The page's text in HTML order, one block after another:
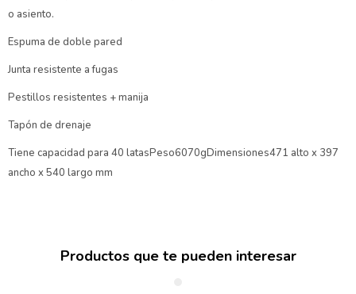
o asiento.
Espuma de doble pared
Junta resistente a fugas
Pestillos resistentes + manija
Tapón de drenaje
Tiene capacidad para 40 latasPeso6070gDimensiones471 alto x 397
ancho x 540 largo mm
Productos que te pueden interesar